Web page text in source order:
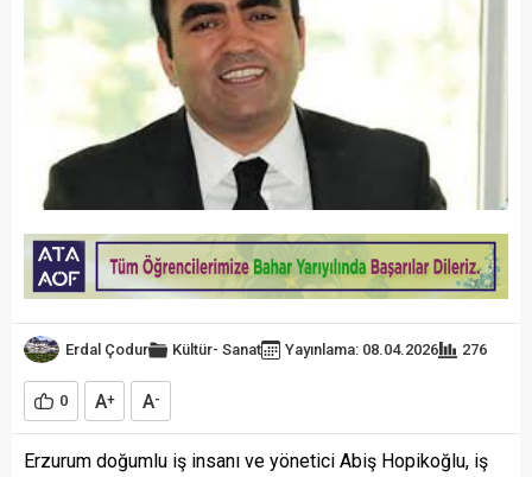
Erdal Çodur Kültür- Sanat Yayınlama: 08.04.2026 276
0 A+ A-
Erzurum doğumlu iş insanı ve yönetici Abiş Hopikoğlu, iş